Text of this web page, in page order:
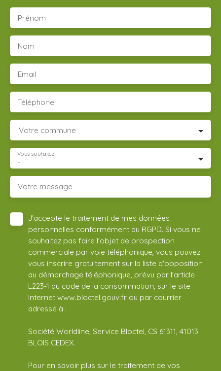
Prénom
Nom
Email
Téléphone
Votre commune
-
Vous souhaitez
Votre message
J'accepte le traitement de mes données
personnelles conformément au RGPD. Si vous ne
souhaitez pas faire l'objet de prospection
commerciale par voie téléphonique, vous pouvez
vous inscrire gratuitement sur la liste d'opposition
au démarchage téléphonique, prévu par l'article
L223-1 du code de la consommation, sur le site
Internet www.bloctel.gouv.fr ou par courrier
adressé à :
Société Worldline, Service Bloctel, CS 61311, 41013
BLOIS CEDEX.
Pour en savoir plus sur le traitement de vos